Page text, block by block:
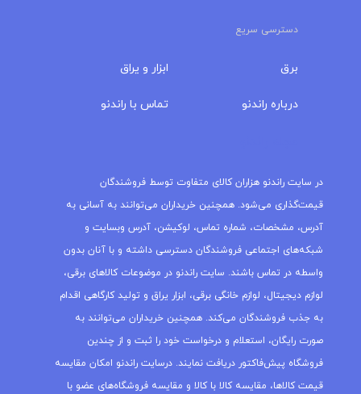
دسترسی سریع
برق
درباره‌ راندنو
ابزار و یراق
تماس با راندنو
در سایت راندنو هزاران کالای متفاوت توسط فروشندگان
قیمت‌گذاری می‌شود. همچنین خریداران می‌توانند به آسانی به
آدرس، مشخصات، شماره تماس، لوکیشن، آدرس وبسایت و
شبکه‌های اجتماعی فروشندگان دسترسی داشته و با آنان بدون
واسطه در تماس باشند. سایت راندنو در موضوعات کالاهای برقی،
لوازم دیجیتال، لوازم خانگی برقی، ابزار یراق و تولید کارگاهی اقدام
به جذب فروشندگان می‌کند. همچنین خریداران می‌توانند به
صورت رایگان، استعلام و درخواست خود را ثبت و از چندین
فروشگاه پیش‌فاکتور دریافت نمایند. درسایت راندنو امکان مقایسه
قیمت کالاها، مقایسه کالا با کالا و مقایسه فروشگاه‌های عضو با